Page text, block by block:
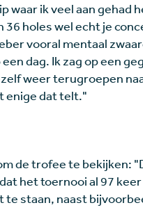
waar ik veel aan gehad
holes wel echt je
vooral mentaal
dag. Ik zag op een
weer terugroepen
enige dat telt."
de trofee te bekijken:
het toernooi al 97
staan, naast